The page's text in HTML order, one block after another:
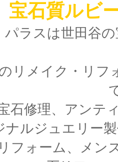
宝石質ルビ
パラスは世田谷
リメイク・リフ
石修理、アンテ
ナルジュエリ
フォーム、メン